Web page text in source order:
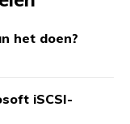
het doen?
iSCSI-